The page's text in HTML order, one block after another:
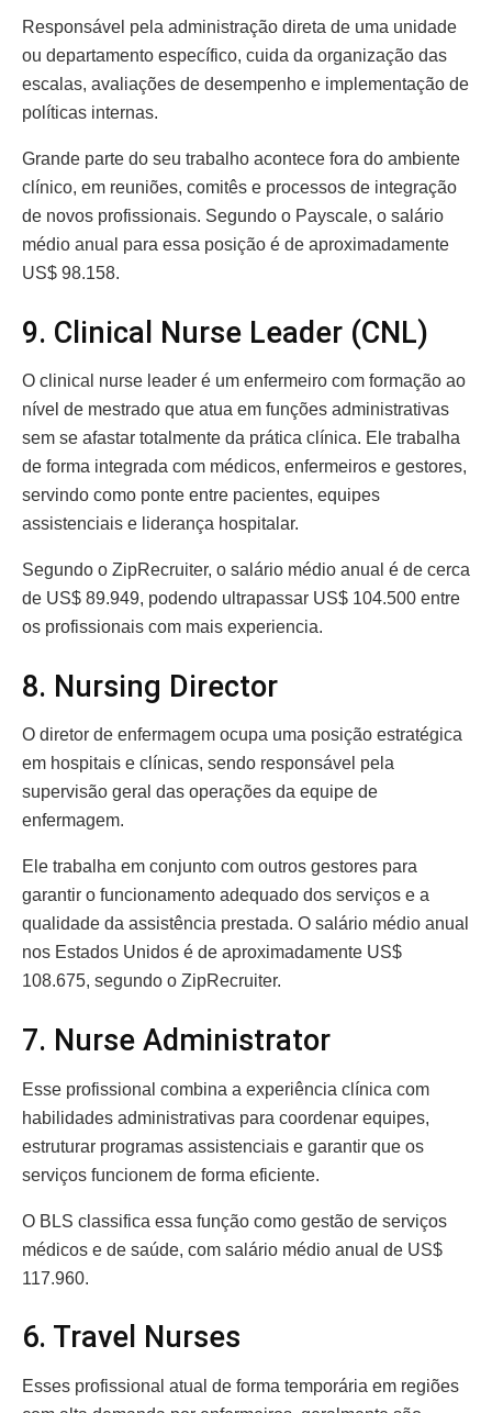
Responsável pela administração direta de uma unidade
ou departamento específico, cuida da organização das
escalas, avaliações de desempenho e implementação de
políticas internas.
Grande parte do seu trabalho acontece fora do ambiente
clínico, em reuniões, comitês e processos de integração
de novos profissionais. Segundo o Payscale, o salário
médio anual para essa posição é de aproximadamente
US$ 98.158.
9. Clinical Nurse Leader (CNL)
O clinical nurse leader é um enfermeiro com formação ao
nível de mestrado que atua em funções administrativas
sem se afastar totalmente da prática clínica. Ele trabalha
de forma integrada com médicos, enfermeiros e gestores,
servindo como ponte entre pacientes, equipes
assistenciais e liderança hospitalar.
Segundo o ZipRecruiter, o salário médio anual é de cerca
de US$ 89.949, podendo ultrapassar US$ 104.500 entre
os profissionais com mais experiencia.
8. Nursing Director
O diretor de enfermagem ocupa uma posição estratégica
em hospitais e clínicas, sendo responsável pela
supervisão geral das operações da equipe de
enfermagem.
Ele trabalha em conjunto com outros gestores para
garantir o funcionamento adequado dos serviços e a
qualidade da assistência prestada. O salário médio anual
nos Estados Unidos é de aproximadamente US$
108.675, segundo o ZipRecruiter.
7. Nurse Administrator
Esse profissional combina a experiência clínica com
habilidades administrativas para coordenar equipes,
estruturar programas assistenciais e garantir que os
serviços funcionem de forma eficiente.
O BLS classifica essa função como gestão de serviços
médicos e de saúde, com salário médio anual de US$
117.960.
6. Travel Nurses
Esses profissional atual de forma temporária em regiões